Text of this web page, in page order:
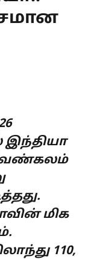
இந்தியா
வெண்கலம்
மிக
110,